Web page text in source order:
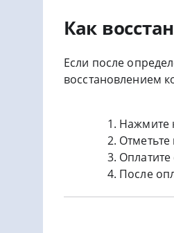
Как
Если после
восстановлением
Нажмите
Оплатите
После